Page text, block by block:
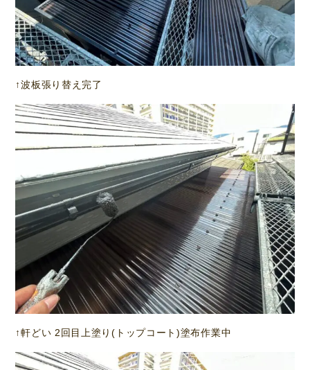
↑波板張り替え完了
↑軒どい 2回目上塗り(トップコート)塗布作業中